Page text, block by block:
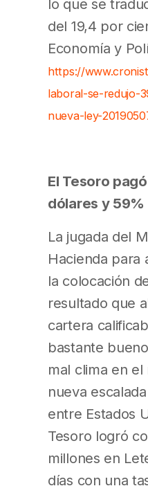
lo que se
del 19,4 por
Economía y
https://
laboral-se-redujo-
nueva-ley-
El Tesoro
dólares y 59%
La jugada del
Hacienda para
la colocación
resultado que
cartera
bastante
mal clima en
nueva
entre Estados
Tesoro logró
millones en
días con una